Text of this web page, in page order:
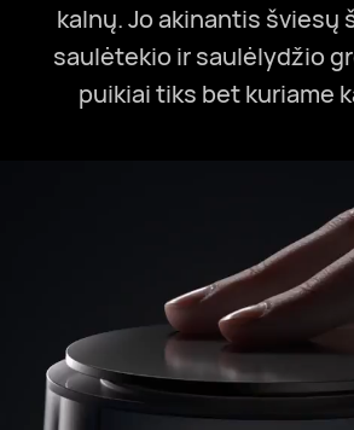
kalnų. Jo akinantis šviesų
saulėtekio ir saulėlydžio
puikiai tiks bet kuriame